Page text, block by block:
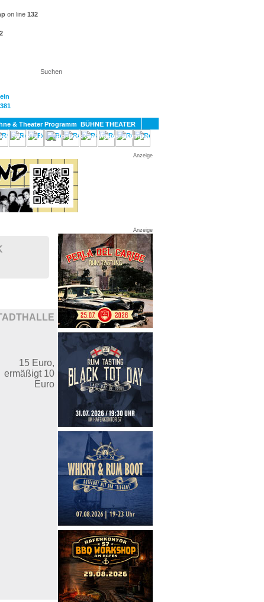
on line 132
BÜHNE THEATER
SPORT
GAY
Anzeige
Anzeige
15 Euro,
ermäßigt 10
Euro